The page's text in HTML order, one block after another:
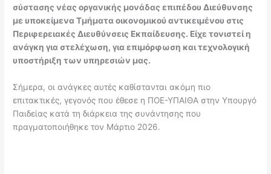
σύστασης νέας οργανικής μονάδας επιπέδου Διεύθυνσης
με υποκείμενα Τμήματα οικονομικού αντικειμένου στις
Περιφερειακές Διευθύνσεις Εκπαίδευσης. Είχε τονιστεί η
ανάγκη για στελέχωση, για επιμόρφωση και τεχνολογική
υποστήριξη των υπηρεσιών μας.
Σήμερα, οι ανάγκες αυτές καθίστανται ακόμη πιο
επιτακτικές, γεγονός που έθεσε η ΠΟΕ-ΥΠΑΙΘΑ στην Υπουργό
Παιδείας κατά τη διάρκεια της συνάντησης που
πραγματοποιήθηκε τον Μάρτιο 2026.